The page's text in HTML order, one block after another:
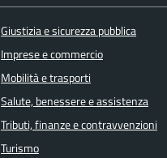
Giustizia e sicurezza pubblica
Imprese e commercio
Mobilità e trasporti
Salute, benessere e assistenza
Tributi, finanze e contravvenzioni
Turismo